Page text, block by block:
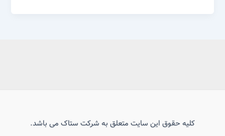
کلیه حقوق این سایت متعلق به شرکت ستاک می باشد.